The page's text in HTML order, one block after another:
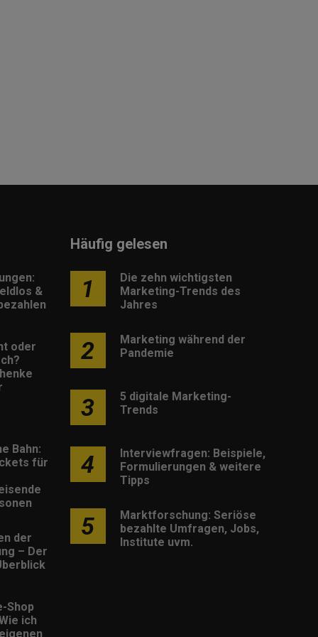
&
oder
Bahn:
für
der
– Der
Shop
ich
Häufig gelesen
1
Die zehn wichtigsten
Marketing-Trends des
Jahres
2
Marketing während der
Pandemie
3
5 digitale Marketing-
Trends
4
Interviewfragen: Beispiele,
Formulierungen & weitere
Tipps
5
Marktforschung: Seriöse
bezahlte Umfragen, Jobs,
Institute uvm.